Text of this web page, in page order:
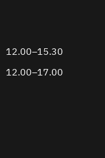
12.00–15.30
12.00–17.00